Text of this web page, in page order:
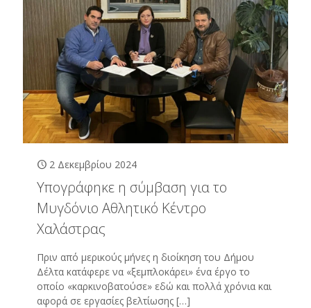
2 Δεκεμβρίου 2024
Υπογράφηκε η σύμβαση για το
Μυγδόνιο Αθλητικό Κέντρο
Χαλάστρας
Πριν από μερικούς μήνες η διοίκηση του Δήμου
Δέλτα κατάφερε να «ξεμπλοκάρει» ένα έργο το
οποίο «καρκινοβατούσε» εδώ και πολλά χρόνια και
αφορά σε εργασίες βελτίωσης […]